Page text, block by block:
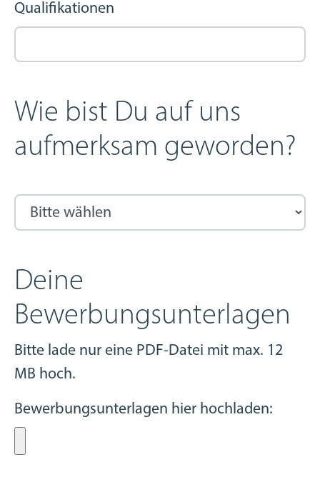
Qualifikationen
Wie bist Du auf uns
aufmerksam geworden?
Deine
Bewerbungsunterlagen
Bitte lade nur eine PDF-Datei mit max. 12
MB hoch.
Bewerbungsunterlagen hier hochladen: